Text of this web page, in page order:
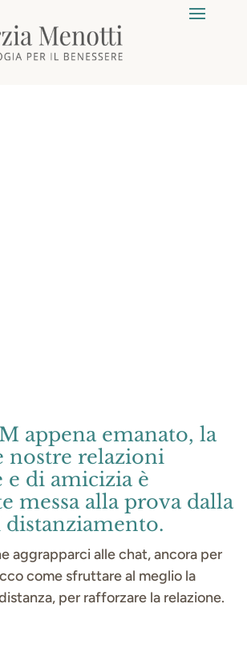
appena emanato, la
nostre relazioni
di amicizia è
messa alla prova dalla
distanziamento.
aggrapparci alle chat, ancora per
come sfruttare al meglio la
per rafforzare la relazione.